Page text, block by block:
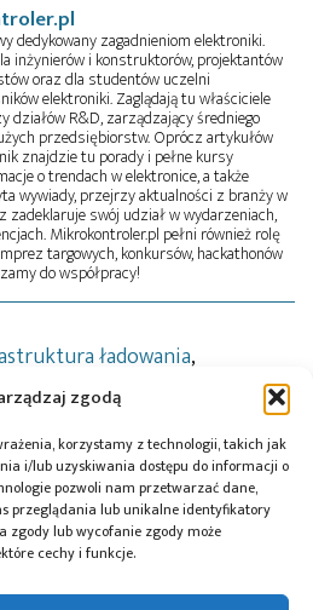
zgodą
korzystamy z technologii, takich jak
i/lub uzyskiwania dostępu do informacji o
pozwoli nam przetwarzać dane,
przeglądania lub unikalne identyfikatory
zgody lub wycofanie zgody może
cechy i funkcje.
dedykowany zagadnieniom elektroniki.
inżynierów i konstruktorów, projektantów
oraz dla studentów uczelni
elektroniki. Zaglądają tu właściciele
działów R&D, zarządzający średniego
przedsiębiorstw. Oprócz artykułów
znajdzie tu porady i pełne kursy
o trendach w elektronice, a także
wywiady, przejrzy aktualności z branży w
zadeklaruje swój udział w wydarzeniach,
Mikrokontroler.pl pełni również rolę
targowych, konkursów, hackathonów
do współpracy!
ładowania,